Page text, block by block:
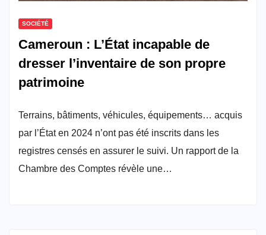
SOCIÉTÉ
Cameroun : L’État incapable de
dresser l’inventaire de son propre
patrimoine
Terrains, bâtiments, véhicules, équipements… acquis
par l’État en 2024 n’ont pas été inscrits dans les
registres censés en assurer le suivi. Un rapport de la
Chambre des Comptes révèle une…